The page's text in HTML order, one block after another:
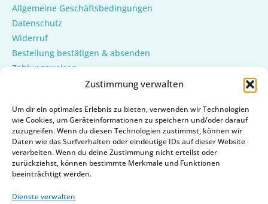
Zustimmung verwalten
Um dir ein optimales Erlebnis zu bieten, verwenden wir Technologien
wie Cookies, um Geräteinformationen zu speichern und/oder darauf
zuzugreifen. Wenn du diesen Technologien zustimmst, können wir
Daten wie das Surfverhalten oder eindeutige IDs auf dieser Website
verarbeiten. Wenn du deine Zustimmung nicht erteilst oder
zurückziehst, können bestimmte Merkmale und Funktionen
beeinträchtigt werden.
Dienste verwalten
Allgemeine Geschäftsbedingungen
Datenschutz
Widerruf
Bestellung bestätigen & absenden
Zahlungsweisen
Versand & Lieferung
Cookie-Richtlinie (EU)